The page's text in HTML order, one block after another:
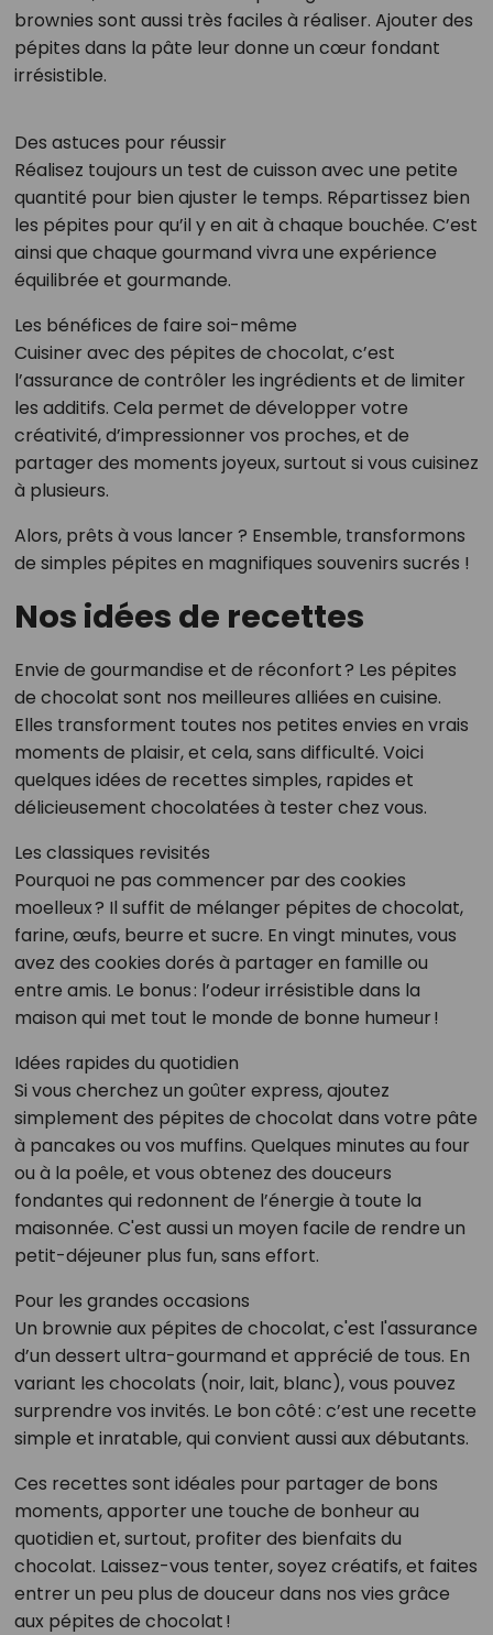
brownies sont aussi très faciles à réaliser. Ajouter des
pépites dans la pâte leur donne un cœur fondant
irrésistible.
Des astuces pour réussir
Réalisez toujours un test de cuisson avec une petite
quantité pour bien ajuster le temps. Répartissez bien
les pépites pour qu’il y en ait à chaque bouchée. C’est
ainsi que chaque gourmand vivra une expérience
équilibrée et gourmande.
Les bénéfices de faire soi-même
Cuisiner avec des pépites de chocolat, c’est
l’assurance de contrôler les ingrédients et de limiter
les additifs. Cela permet de développer votre
créativité, d’impressionner vos proches, et de
partager des moments joyeux, surtout si vous cuisinez
à plusieurs.
Alors, prêts à vous lancer ? Ensemble, transformons
de simples pépites en magnifiques souvenirs sucrés !
Nos idées de recettes
Envie de gourmandise et de réconfort ? Les pépites
de chocolat sont nos meilleures alliées en cuisine.
Elles transforment toutes nos petites envies en vrais
moments de plaisir, et cela, sans difficulté. Voici
quelques idées de recettes simples, rapides et
délicieusement chocolatées à tester chez vous.
Les classiques revisités
Pourquoi ne pas commencer par des cookies
moelleux ? Il suffit de mélanger pépites de chocolat,
farine, œufs, beurre et sucre. En vingt minutes, vous
avez des cookies dorés à partager en famille ou
entre amis. Le bonus : l’odeur irrésistible dans la
maison qui met tout le monde de bonne humeur !
Idées rapides du quotidien
Si vous cherchez un goûter express, ajoutez
simplement des pépites de chocolat dans votre pâte
à pancakes ou vos muffins. Quelques minutes au four
ou à la poêle, et vous obtenez des douceurs
fondantes qui redonnent de l’énergie à toute la
maisonnée. C'est aussi un moyen facile de rendre un
petit-déjeuner plus fun, sans effort.
Pour les grandes occasions
Un brownie aux pépites de chocolat, c'est l'assurance
d’un dessert ultra-gourmand et apprécié de tous. En
variant les chocolats (noir, lait, blanc), vous pouvez
surprendre vos invités. Le bon côté : c’est une recette
simple et inratable, qui convient aussi aux débutants.
Ces recettes sont idéales pour partager de bons
moments, apporter une touche de bonheur au
quotidien et, surtout, profiter des bienfaits du
chocolat. Laissez-vous tenter, soyez créatifs, et faites
entrer un peu plus de douceur dans nos vies grâce
aux pépites de chocolat !